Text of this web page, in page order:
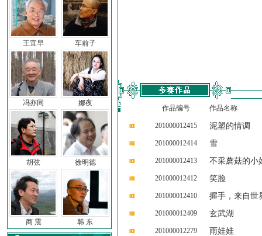
王宜早 车前子
冯亦同 娜夜
胡弦 徐明德
商 震 韩 东
作品编号 作品名称
201000012415 泥塑的情调
201000012414 雪
201000012413 不采蘑菇的小
201000012412 笑脸
201000012410 握手，来自世
201000012409 玄武湖
201000012279 雨娃娃